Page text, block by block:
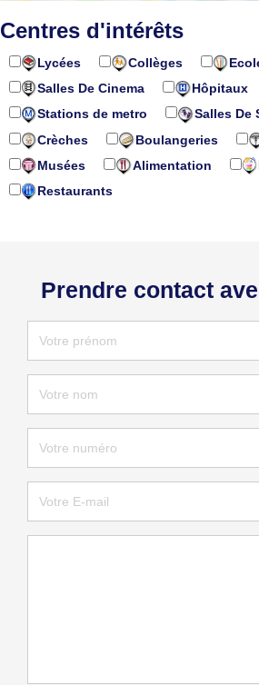
Centres d'intérêts
Lycées Collèges
Salles De Cinema
Hôpitaux
Stations de metro
Salles De
Crèches
Boulangeries
Musées
Alimentation
Restaurants
Prendre contact